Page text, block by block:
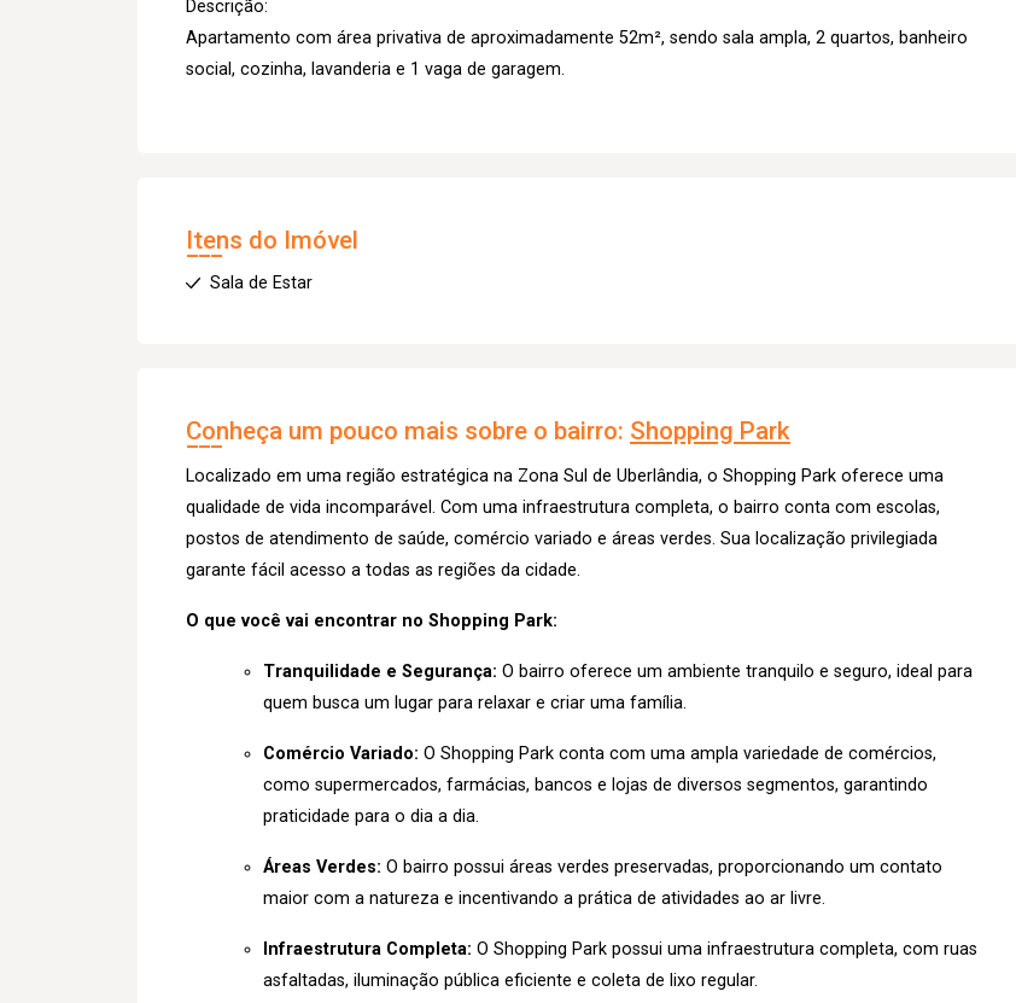
Descrição:
Apartamento com área privativa de aproximadamente 52m², sendo sala ampla, 2 quartos, banheiro
social, cozinha, lavanderia e 1 vaga de garagem.
Itens do Imóvel
Sala de Estar
Conheça um pouco mais sobre o bairro: Shopping Park
Localizado em uma região estratégica na Zona Sul de Uberlândia, o Shopping Park oferece uma
qualidade de vida incomparável. Com uma infraestrutura completa, o bairro conta com escolas,
postos de atendimento de saúde, comércio variado e áreas verdes. Sua localização privilegiada
garante fácil acesso a todas as regiões da cidade.
O que você vai encontrar no Shopping Park:
Tranquilidade e Segurança: O bairro oferece um ambiente tranquilo e seguro, ideal para
quem busca um lugar para relaxar e criar uma família.
Comércio Variado: O Shopping Park conta com uma ampla variedade de comércios,
como supermercados, farmácias, bancos e lojas de diversos segmentos, garantindo
praticidade para o dia a dia.
Áreas Verdes: O bairro possui áreas verdes preservadas, proporcionando um contato
maior com a natureza e incentivando a prática de atividades ao ar livre.
Infraestrutura Completa: O Shopping Park possui uma infraestrutura completa, com ruas
asfaltadas, iluminação pública eficiente e coleta de lixo regular.